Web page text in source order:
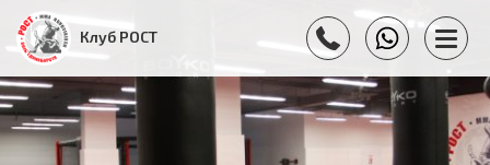
Клуб РОСТ